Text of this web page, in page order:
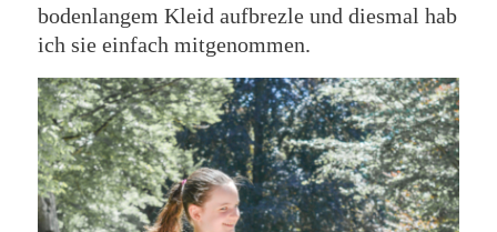
bodenlangem Kleid aufbrezle und diesmal hab
ich sie einfach mitgenommen.